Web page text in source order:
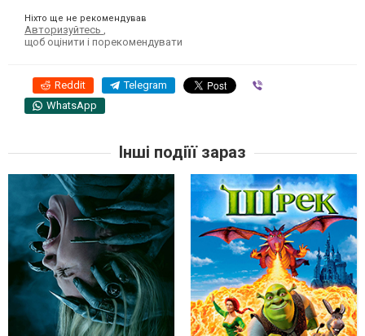
Ніхто ще не рекомендував
Авторизуйтесь
щоб оцінити і порекомендувати
Reddit Telegram
WhatsApp
Інші подіїї зараз